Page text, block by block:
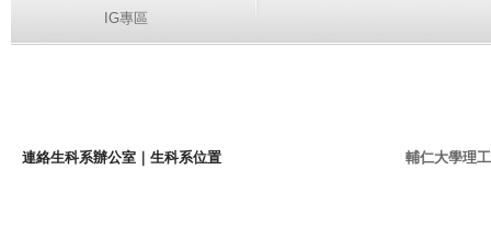
IG專區
連絡生科系辦公室 ｜ 生科系位置 輔仁大學理